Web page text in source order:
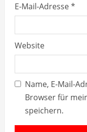
E-Mail-Adresse*
Website
Name, E-Mail-
Browser für
speichern.